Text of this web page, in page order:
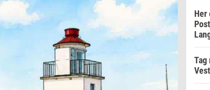
Her
Tag